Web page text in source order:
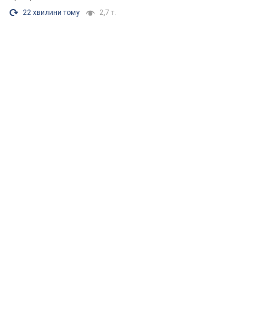
22 хвилини тому 2,7 т.